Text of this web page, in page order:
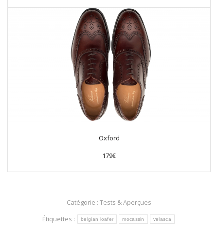
Oxford
179€
Catégorie : Tests & Aperçues
Étiquettes :
belgian loafer mocassin velasca